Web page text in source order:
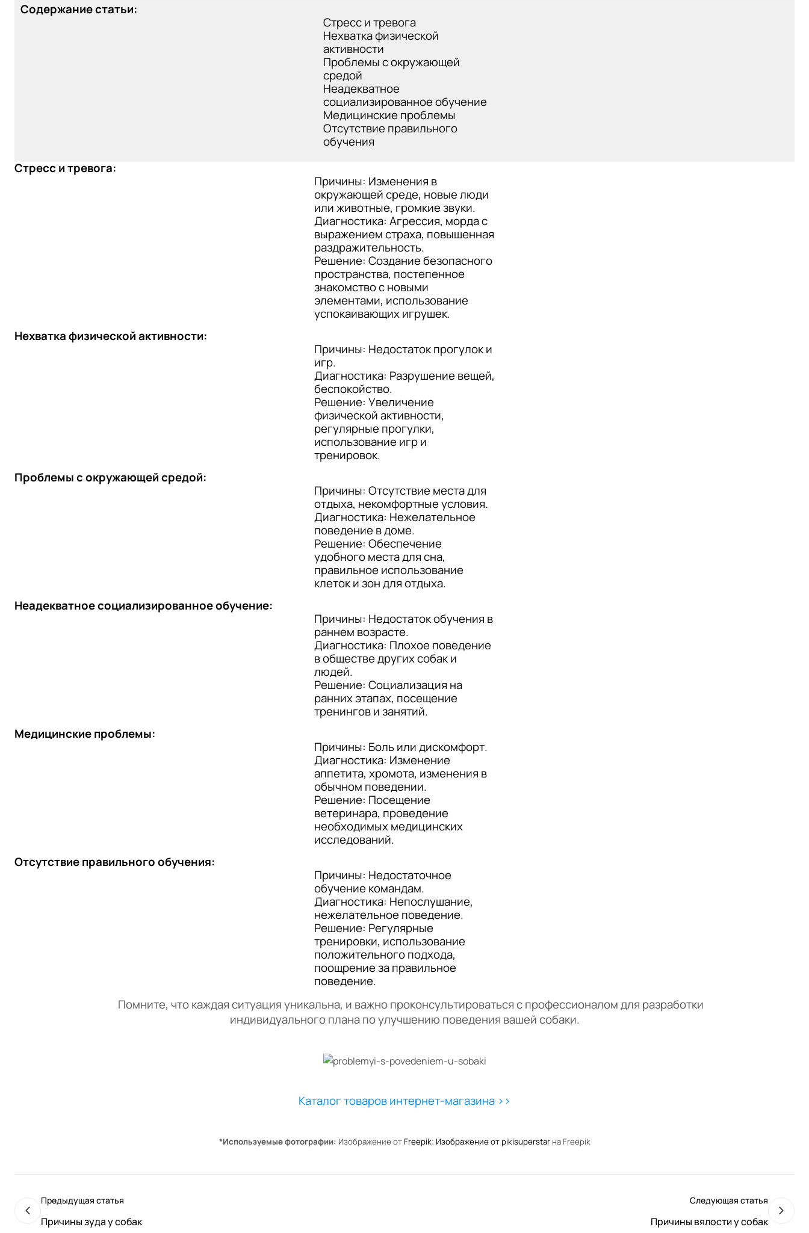
Содержание статьи:
Стресс и тревога
Нехватка физической
активности
Проблемы с окружающей
средой
Неадекватное
социализированное обучение
Медицинские проблемы
Отсутствие правильного
обучения
Стресс и тревога:
Причины: Изменения в
окружающей среде, новые люди
или животные, громкие звуки.
Диагностика: Агрессия, морда с
выражением страха, повышенная
раздражительность.
Решение: Создание безопасного
пространства, постепенное
знакомство с новыми
элементами, использование
успокаивающих игрушек.
Нехватка физической активности:
Причины: Недостаток прогулок и
игр.
Диагностика: Разрушение вещей,
беспокойство.
Решение: Увеличение
физической активности,
регулярные прогулки,
использование игр и
тренировок.
Проблемы с окружающей средой:
Причины: Отсутствие места для
отдыха, некомфортные условия.
Диагностика: Нежелательное
поведение в доме.
Решение: Обеспечение
удобного места для сна,
правильное использование
клеток и зон для отдыха.
Неадекватное социализированное обучение:
Причины: Недостаток обучения в
раннем возрасте.
Диагностика: Плохое поведение
в обществе других собак и
людей.
Решение: Социализация на
ранних этапах, посещение
тренингов и занятий.
Медицинские проблемы:
Причины: Боль или дискомфорт.
Диагностика: Изменение
аппетита, хромота, изменения в
обычном поведении.
Решение: Посещение
ветеринара, проведение
необходимых медицинских
исследований.
Отсутствие правильного обучения:
Причины: Недостаточное
обучение командам.
Диагностика: Непослушание,
нежелательное поведение.
Решение: Регулярные
тренировки, использование
положительного подхода,
поощрение за правильное
поведение.
Помните, что каждая ситуация уникальна, и важно проконсультироваться с профессионалом для разработки
индивидуального плана по улучшению поведения вашей собаки.
Каталог товаров интернет-магазина >>
*Используемые фотографии: Изображение от Freepik; Изображение от pikisuperstarна Freepik
Предыдущая статья
Причины зуда у собак
Следующая статья
Причины вялости у собак